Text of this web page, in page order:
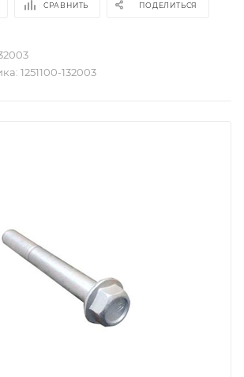
СРАВНИТЬ ПОДЕЛИТЬСЯ
1251100-132003